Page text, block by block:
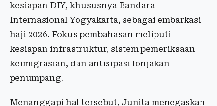
kesiapan DIY, khususnya Bandara
Internasional Yogyakarta, sebagai embarkasi
haji 2026. Fokus pembahasan meliputi
kesiapan infrastruktur, sistem pemeriksaan
keimigrasian, dan antisipasi lonjakan
penumpang.
Menanggapi hal tersebut, Junita menegaskan